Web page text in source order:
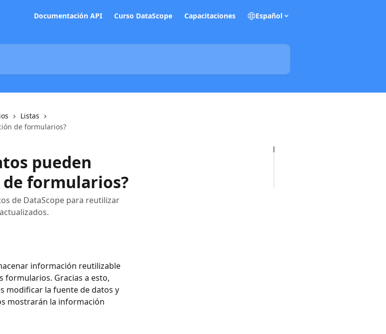
Documentación API Curso DataScope Capacitaciones Español
Listas
de formularios?
pueden
formularios?
de DataScope para reutilizar
información reutilizable
Gracias a esto,
modificar la fuente de datos y
mostrarán la información